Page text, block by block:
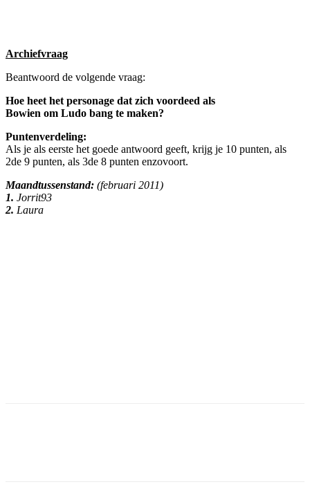
Archiefvraag
Beantwoord de volgende vraag:
Hoe heet het personage dat zich voordeed als
Bowien om Ludo bang te maken?
Puntenverdeling:
Als je als eerste het goede antwoord geeft, krijg je 10 punten, als
2de 9 punten, als 3de 8 punten enzovoort.
Maandtussenstand: (februari 2011)
1. Jorrit93
2. Laura